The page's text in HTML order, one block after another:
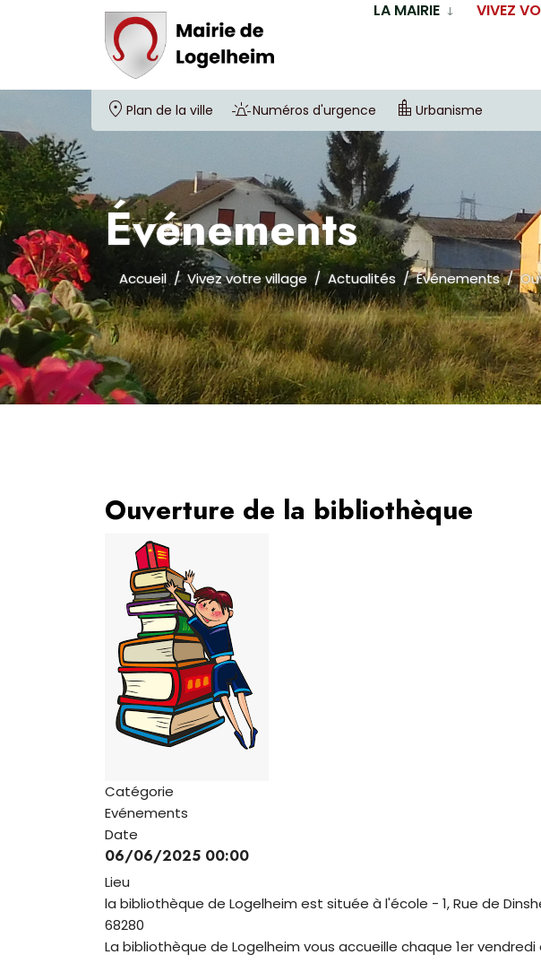
LA MAIRIE VIVEZ
Plan de la ville Numéros d'urgence Urbanisme
Événements
Accueil Vivez votre village Actualités Événements
Ouverture de la bibliothèque
Catégorie
Evénements
Date
06/06/2025 00:00
Lieu
la bibliothèque de Logelheim est située à l'école - 1, Rue de
68280
La bibliothèque de Logelheim vous accueille chaque 1er vendredi